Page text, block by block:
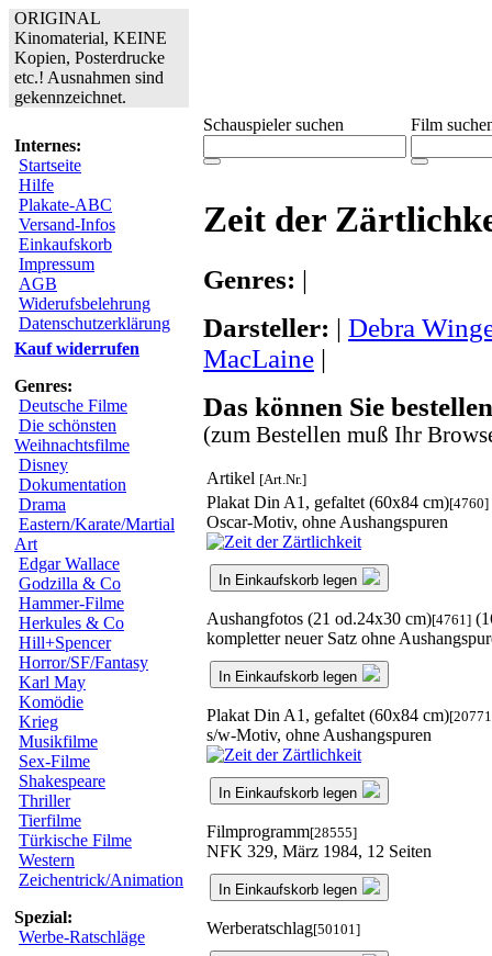
ORIGINAL
Kinomaterial, KEINE
Kopien, Posterdrucke
etc.! Ausnahmen sind
gekennzeichnet.
Internes:
Startseite
Hilfe
Plakate-ABC
Versand-Infos
Einkaufskorb
Impressum
AGB
Widerufsbelehrung
Datenschutzerklärung
Kauf widerrufen
Genres:
Deutsche Filme
Die schönsten
Weihnachtsfilme
Disney
Dokumentation
Drama
Eastern/Karate/Martial
Art
Edgar Wallace
Godzilla & Co
Hammer-Filme
Herkules & Co
Hill+Spencer
Horror/SF/Fantasy
Karl May
Komödie
Krieg
Musikfilme
Sex-Filme
Shakespeare
Thriller
Tierfilme
Türkische Filme
Western
Zeichentrick/Animation
Spezial:
Werbe-Ratschläge
Schauspieler suchen Film
Zeit der
Genres: |
Darsteller: | Debra
MacLaine |
Das können Sie
(zum Bestellen muß Ihr
Artikel [Art.Nr.]
Plakat Din A1, gefaltet (60x84 cm)[4760]
Oscar-Motiv, ohne Aushangspuren
In Einkaufskorb legen
Aushangfotos (21 od.24x30 cm)[4761]
kompletter neuer Satz ohne
In Einkaufskorb legen
Plakat Din A1, gefaltet (60x84 cm)
s/w-Motiv, ohne Aushangspuren
In Einkaufskorb legen
Filmprogramm[28555]
NFK 329, März 1984, 12 Seiten
In Einkaufskorb legen
Werberatschlag[50101]